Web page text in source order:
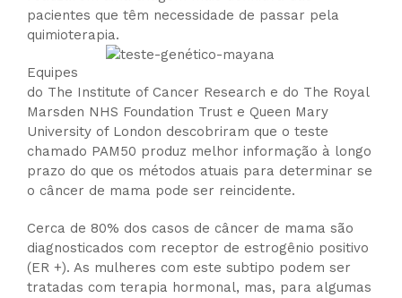
pacientes que têm necessidade de passar pela
quimioterapia.
Equipes
do The Institute of Cancer Research e do The Royal
Marsden NHS Foundation Trust e Queen Mary
University of London descobriram que o teste
chamado PAM50 produz melhor informação à longo
prazo do que os métodos atuais para determinar se
o câncer de mama pode ser reincidente.
Cerca de 80% dos casos de câncer de mama são
diagnosticados com receptor de estrogênio positivo
(ER +). As mulheres com este subtipo podem ser
tratadas com terapia hormonal, mas, para algumas